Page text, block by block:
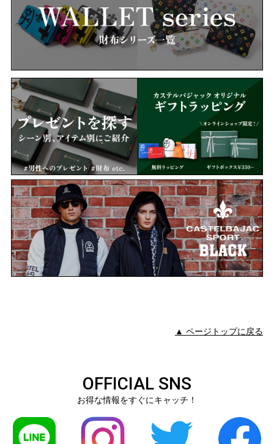
▲ ページトップに戻る
OFFICIAL SNS
お得な情報をすぐにキャッチ！